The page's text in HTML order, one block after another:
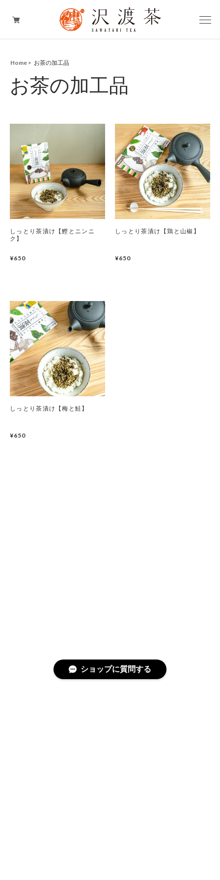
お茶
お茶のスイーツ
お茶のギフト
期間限定商品
Home お茶の加工品
お茶の加工品
しっとり茶漬け【鰹とニンニ
ク】
¥650
しっとり茶漬け【鶏と山椒】
¥650
しっとり茶漬け【梅と鮭】
¥650
ショップに質問する